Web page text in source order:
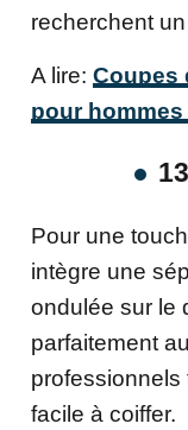
recherchent
A lire: Coupes
pour
Pour une
intègre une
ondulée sur le
parfaitement
professionnels
facile à coiffer.